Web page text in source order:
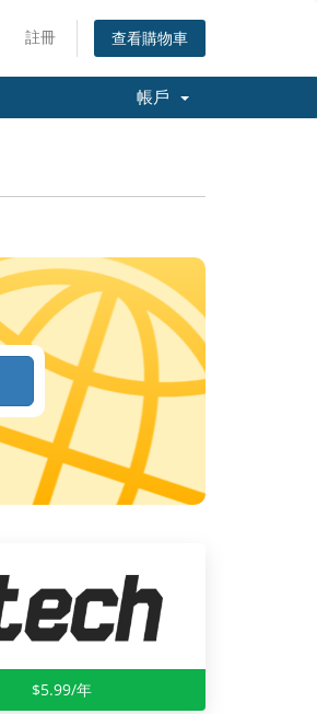
註冊 查看購物車
帳戶
$5.99/年